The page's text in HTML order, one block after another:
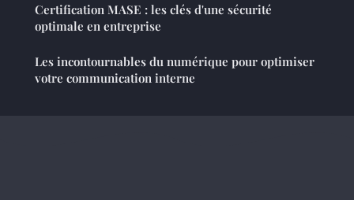
Certification MASE : les clés d'une sécurité
optimale en entreprise
Les incontournables du numérique pour optimiser
votre communication interne